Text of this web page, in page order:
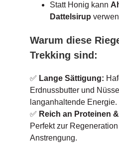
Statt Honig kann
Dattelsirup
Warum diese
Trekking sind:
✅ Lange Sättigung:
Erdnussbutter und
langanhaltende Energie.
✅ Reich an Proteinen
Perfekt zur
Anstrengung.